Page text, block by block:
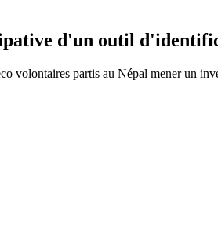
d'un outil
volontaires partis au Népal mener un